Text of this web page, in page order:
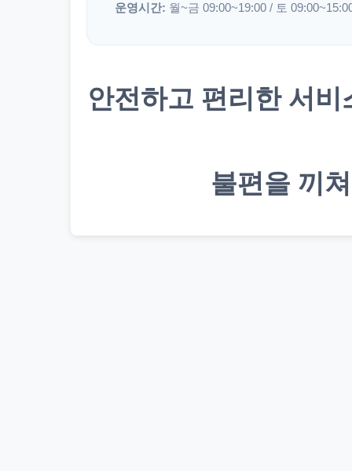
운영시간: 월~금 09:00~19:00 / 토
안전하고 편리한 서
불편을 끼